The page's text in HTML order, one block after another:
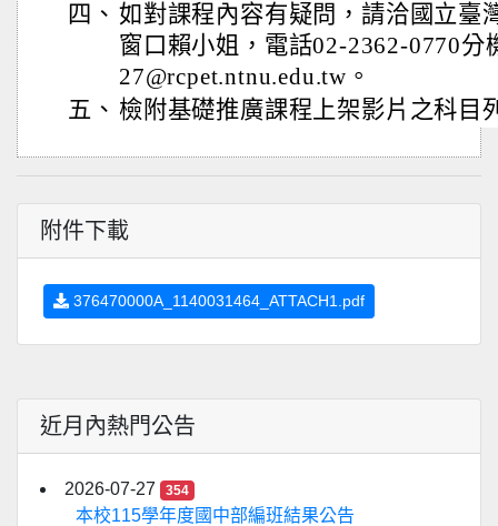
四、 如對課程內容有疑問，請洽國立臺
窗口賴小姐，電話02-2362-0770
27@rcpet.ntnu.edu.tw。
五、 檢附基礎推廣課程上架影片之科目
附件下載
376470000A_1140031464_ATTACH1.pdf
近月內熱門公告
2026-07-27 354
本校115學年度國中部編班結果公告